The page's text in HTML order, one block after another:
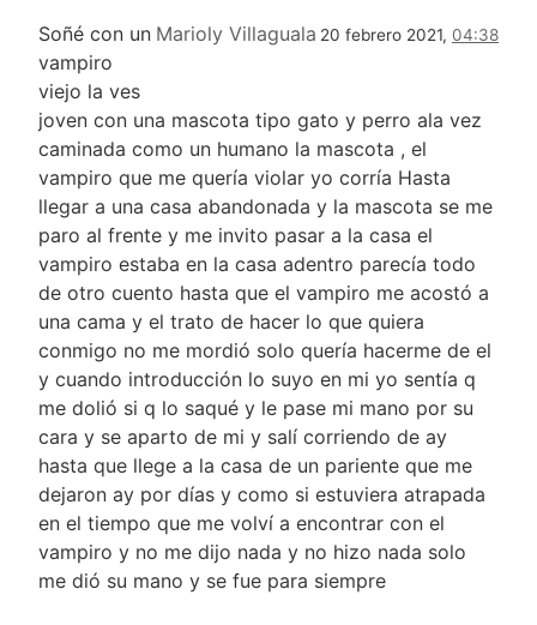
Marioly Villaguala 20 febrero 2021, 04:38
Soñé con un
vampiro
viejo la ves
joven con una mascota tipo gato y perro ala vez
caminada como un humano la mascota , el
vampiro que me quería violar yo corría Hasta
llegar a una casa abandonada y la mascota se me
paro al frente y me invito pasar a la casa el
vampiro estaba en la casa adentro parecía todo
de otro cuento hasta que el vampiro me acostó a
una cama y el trato de hacer lo que quiera
conmigo no me mordió solo quería hacerme de el
y cuando introducción lo suyo en mi yo sentía q
me dolió si q lo saqué y le pase mi mano por su
cara y se aparto de mi y salí corriendo de ay
hasta que llege a la casa de un pariente que me
dejaron ay por días y como si estuviera atrapada
en el tiempo que me volví a encontrar con el
vampiro y no me dijo nada y no hizo nada solo
me dió su mano y se fue para siempre